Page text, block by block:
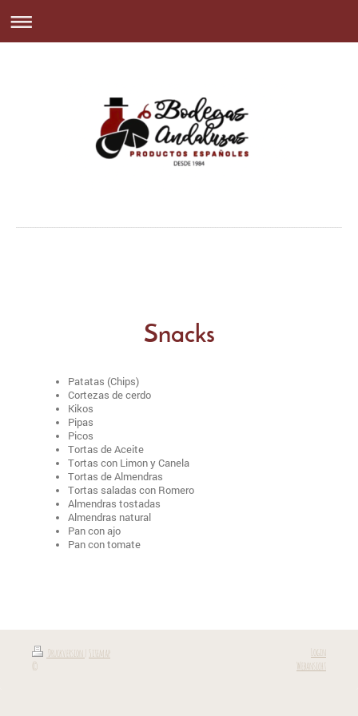
Snacks
Patatas (Chips)
Cortezas de cerdo
Kikos
Pipas
Picos
Tortas de Aceite
Tortas con Limon y Canela
Tortas de Almendras
Tortas saladas con Romero
Almendras tostadas
Almendras natural
Pan con ajo
Pan con tomate
Druckversion Sitemap
©
Login
Webansicht